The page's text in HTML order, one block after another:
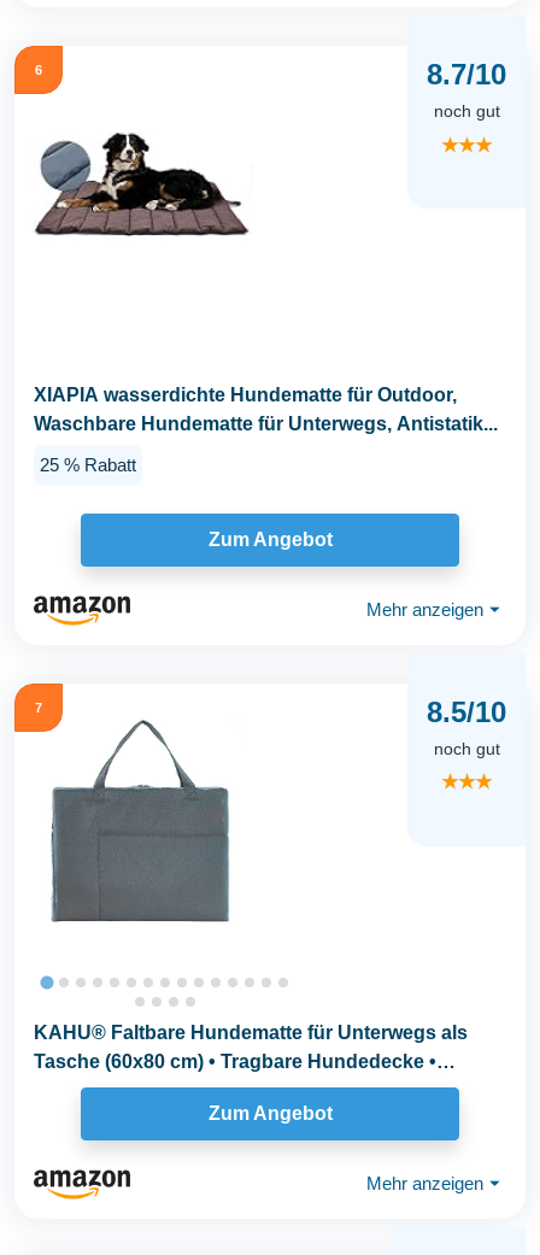
6 8.7/10
noch gut
★★★
XIAPIA wasserdichte Hundematte für Outdoor,
Waschbare Hundematte für Unterwegs, Antistatik...
25 % Rabatt
Zum Angebot
Mehr anzeigen ⏷
7 8.5/10
noch gut
★★★
KAHU® Faltbare Hundematte für Unterwegs als
Tasche (60x80 cm) • Tragbare Hundedecke •
Hunde...
Zum Angebot
Mehr anzeigen ⏷